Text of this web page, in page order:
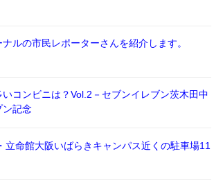
ルの市民レポーターさんを紹介します。
コンビニは？Vol.2－セブンイレブン茨木田中
ン記念
立命館大阪いばらきキャンパス近くの駐車場11